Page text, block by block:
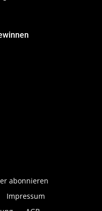
abonnieren
Impressum